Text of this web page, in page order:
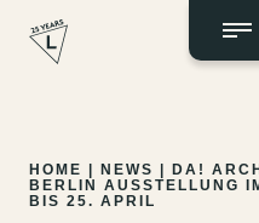
content
HOME NEWS
DA!
BERLIN AUSSTELLUNG
BIS 25. APRIL